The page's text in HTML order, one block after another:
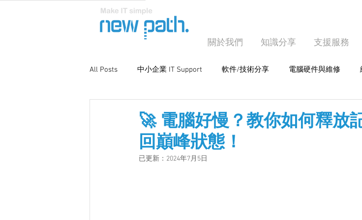
關於我們 知識分享 支援服務
All Posts 中小企業 IT Support 軟件/技術分享 電腦硬件與維修
🚀 電腦好慢？教你如何釋放
回巔峰狀態！
已更新： 2024年7月5日